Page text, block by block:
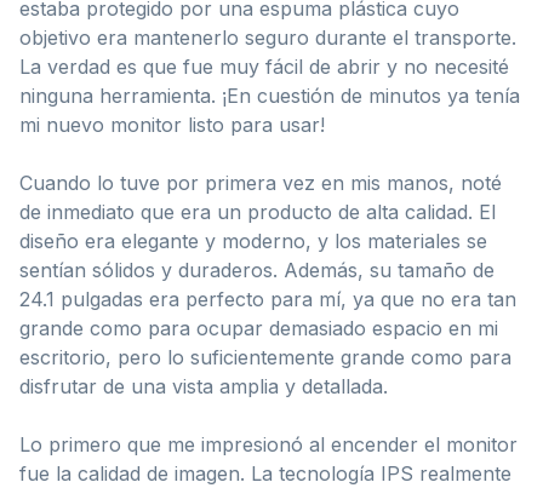
estaba protegido por una espuma plástica cuyo
objetivo era mantenerlo seguro durante el transporte.
La verdad es que fue muy fácil de abrir y no necesité
ninguna herramienta. ¡En cuestión de minutos ya tenía
mi nuevo monitor listo para usar!
Cuando lo tuve por primera vez en mis manos, noté
de inmediato que era un producto de alta calidad. El
diseño era elegante y moderno, y los materiales se
sentían sólidos y duraderos. Además, su tamaño de
24.1 pulgadas era perfecto para mí, ya que no era tan
grande como para ocupar demasiado espacio en mi
escritorio, pero lo suficientemente grande como para
disfrutar de una vista amplia y detallada.
Lo primero que me impresionó al encender el monitor
fue la calidad de imagen. La tecnología IPS realmente